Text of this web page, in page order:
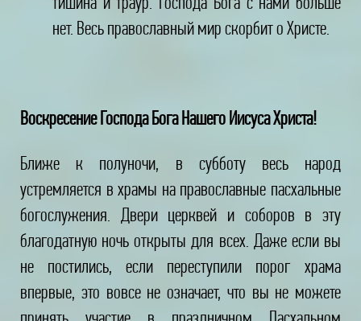
нет. Весь православный мир скорбит о Христе.
Воскресение Господа Бога Нашего Иисуса Христа!
Ближе к полуночи, в субботу весь народ
устремляется в храмы на православные пасхальные
богослужения. Двери церквей и соборов в эту
благодатную ночь открыты для всех. Даже если вы
не постились, если переступили порог храма
впервые, это вовсе не означает, что вы не можете